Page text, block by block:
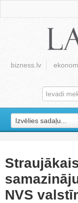
bizness.lv
Izvēlies sadaļu...
NVS